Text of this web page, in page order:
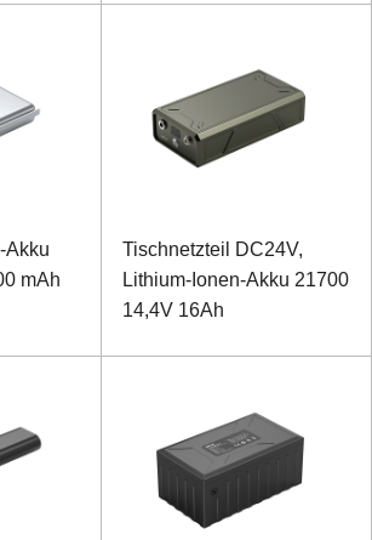
Akku
mAh
Tischnetzteil DC24V,
Lithium-Ionen-Akku 21700
14,4V 16Ah